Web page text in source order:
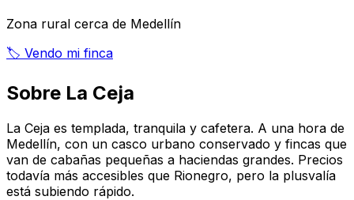
Zona rural cerca de Medellín
🏷️ Vendo mi finca
Sobre La Ceja
La Ceja es templada, tranquila y cafetera. A una hora de
Medellín, con un casco urbano conservado y fincas que
van de cabañas pequeñas a haciendas grandes. Precios
todavía más accesibles que Rionegro, pero la plusvalía
está subiendo rápido.